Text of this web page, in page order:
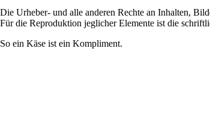
Die Urheber- und alle anderen Rechte an Inhalten,
Für die Reproduktion jeglicher Elemente ist die
So ein Käse ist ein Kompliment.